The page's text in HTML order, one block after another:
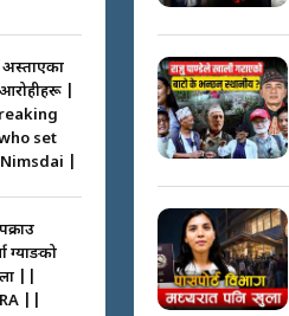
अस्ताएका
|
set
|
ग्याङको
||
||